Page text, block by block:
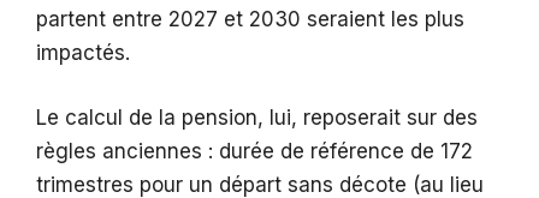
partent entre 2027 et 2030 seraient les plus
impactés.
Le calcul de la pension, lui, reposerait sur des
règles anciennes : durée de référence de 172
trimestres pour un départ sans décote (au lieu